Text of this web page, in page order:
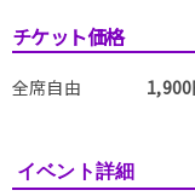
チケット価格
全席自由
イベント詳細